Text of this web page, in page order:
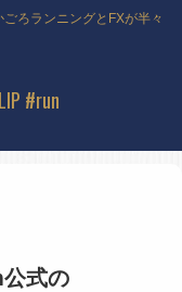
ろランニングとFXが半々
#run
式の